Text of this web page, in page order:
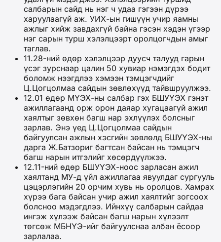
салбарын сайд нь нэг ч удаа гэгээн дүрээ
харуулаагүй аж. УИХ-ын гишүүн учир яамны
ажлыг хийж завдахгүй байна гэсэн хэдэн үгээр
нэг сарын турш хэлэлцээрт оролцогчдын амыг
таглав.
11.28-ний өдөр хэлэлцээр дуусч талууд гарын
үсэг зурснаар цалин 50 хувиар нэмэгдэх бодит
боломж нээгдлээ хэмээн тэмцэгчдийг
Ц.Цогцолмаа сайдын зөвлөхүүд тайвшруулжээ.
12.01 өдөр МҮЭХ-ны салбар гэх БШУҮЭХ гэнэт
ажиллагаанд орж орон даяар хугацаагүй ажил
хаялтыг зөвхөн багш нар эхлүүлэх болсныг
зарлав. Энэ үед Ц.Цогцолмаа сайдын
байгуулсан ажлын хэсгийн зөвлөлд БШУҮЭХ-ны
дарга Ж.Батзориг багтсан байсан нь тэмцэгч
багш нарын итгэлийг хөсөрдүүлжээ.
12.11-ний өдөр БШУҮЭХ-ноос зарласан ажил
хаялтанд МУ-д үйл ажиллагаа явуулдаг сургууль
цэцэрлэгийн 20 орчим хувь нь оролцов. Хамрах
хүрээ бага байсан учир ажил хаялтийг зогсоох
болсноо мэдэгдлээ. Ийнхүү салбарын сайдаа
ингэж хүлээж байсан багш нарын хүлээлт
төгсөж МБНҮЭ-ийг байгуулснаа албан ёсоор
зарлалаа.